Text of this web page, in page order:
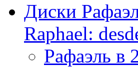
Диски
Raphael:
Рафаэль в